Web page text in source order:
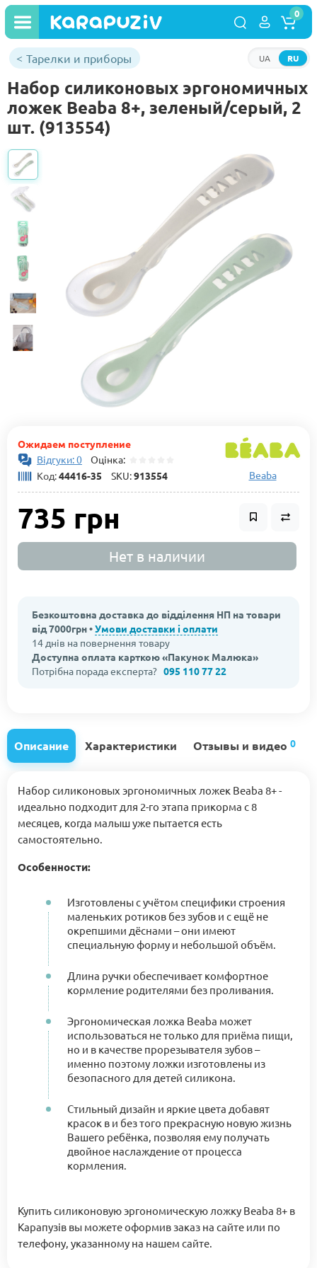
RU
UA
0
Тарелки и приборы
Набор силиконовых эргономичных
ложек Beaba 8+, зеленый/серый, 2
шт. (913554)
Ожидаем поступление
Відгуки: 0 Оцінка:
Код:44416-35 SKU:913554 Beaba
735 грн
Нет в наличии
Безкоштовна доставка до відділення НП на товари
від 7000грн •Умови доставки і оплати
14 днів на повернення товару
Доступна оплата карткою «Пакунок Малюка»
Потрібна порада експерта? 095 110 77 22
Описание Характеристики Отзывы и видео 0
Набор силиконовых эргономичных ложек Beaba 8+ -
идеально подходит для 2-го этапа прикорма с 8
месяцев, когда малыш уже пытается есть
самостоятельно.
Особенности:
Изготовлены с учётом специфики строения
маленьких ротиков без зубов и с ещё не
окрепшими дёснами – они имеют
специальную форму и небольшой объём.
Длина ручки обеспечивает комфортное
кормление родителями без проливания.
Эргономическая ложка Beaba может
использоваться не только для приёма пищи,
но и в качестве прорезывателя зубов –
именно поэтому ложки изготовлены из
безопасного для детей силикона.
Стильный дизайн и яркие цвета добавят
красок в и без того прекрасную новую жизнь
Вашего ребёнка, позволяя ему получать
двойное наслаждение от процесса
кормления.
Купить силиконовую эргономическую ложку Beaba 8+ в
Карапузів вы можете оформив заказ на сайте или по
телефону, указанному на нашем сайте.